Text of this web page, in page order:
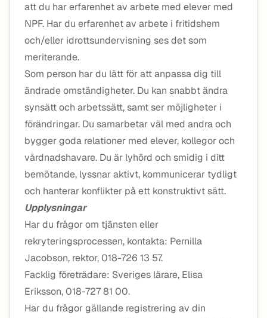
att du har erfarenhet av arbete med elever med
NPF. Har du erfarenhet av arbete i fritidshem
och/eller idrottsundervisning ses det som
meriterande.
Som person har du lätt för att anpassa dig till
ändrade omständigheter. Du kan snabbt ändra
synsätt och arbetssätt, samt ser möjligheter i
förändringar. Du samarbetar väl med andra och
bygger goda relationer med elever, kollegor och
vårdnadshavare. Du är lyhörd och smidig i ditt
bemötande, lyssnar aktivt, kommunicerar tydligt
och hanterar konflikter på ett konstruktivt sätt.
Upplysningar
Har du frågor om tjänsten eller
rekryteringsprocessen, kontakta: Pernilla
Jacobson, rektor, 018-726 13 57.
Facklig företrädare: Sveriges lärare, Elisa
Eriksson, 018-727 81 00.
Har du frågor gällande registrering av din